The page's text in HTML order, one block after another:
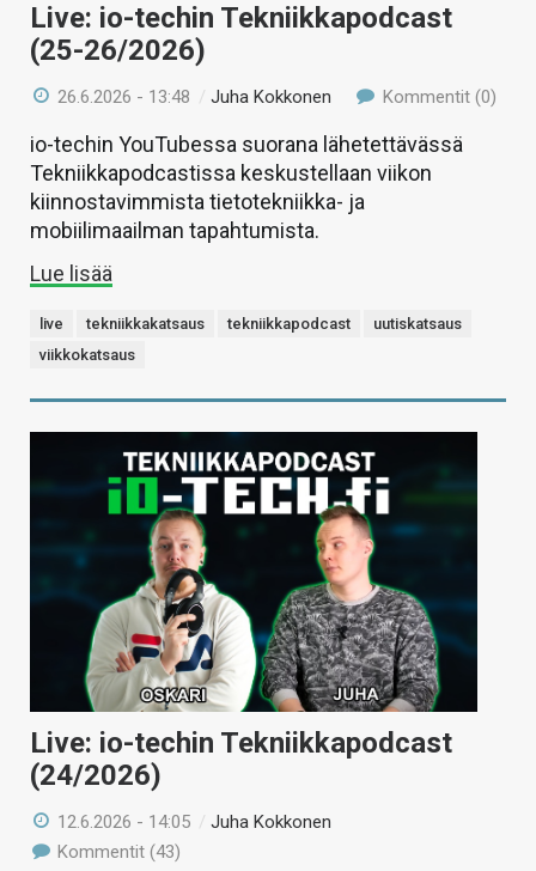
Live: io-techin Tekniikkapodcast
(25-26/2026)
26.6.2026 - 13:48 /Juha Kokkonen Kommentit (0)
io-techin YouTubessa suorana lähetettävässä
Tekniikkapodcastissa keskustellaan viikon
kiinnostavimmista tietotekniikka- ja
mobiilimaailman tapahtumista.
Lue lisää
live tekniikkakatsaus tekniikkapodcast
uutiskatsaus
viikkokatsaus
Live: io-techin Tekniikkapodcast
(24/2026)
12.6.2026 - 14:05 /Juha Kokkonen
Kommentit (43)